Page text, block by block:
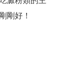
剛好！